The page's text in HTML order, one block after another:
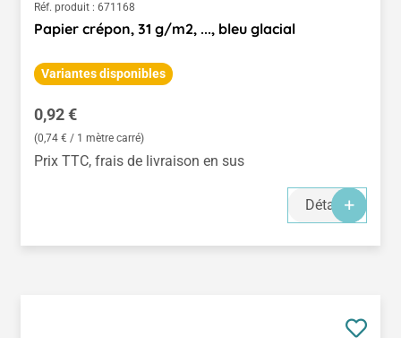
Réf. produit : 671168
Papier crépon, 31 g/m2, ..., bleu glacial
Variantes disponibles
Prix régulier :
0,92 €
(0,74 € / 1 mètre carré)
Prix TTC, frais de livraison en sus
Détails